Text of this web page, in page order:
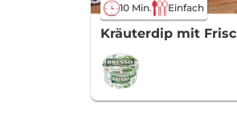
10 Min. Einfach
Kräuterdip mit